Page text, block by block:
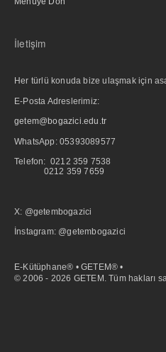
İletişim
Her türlü konuda bize ulaşmak için
E-Posta Adreslerimiz:
getem@bogazici.edu.tr
WhatsApp: 05393089577
Telefon: 0212 359 7538
0212 359 7659
X: @getembogazici
İnstagram: @getembogazici
E-Kütüphane® • GETEM® •
© 2006 - 2026 GETEM. Tüm hakları